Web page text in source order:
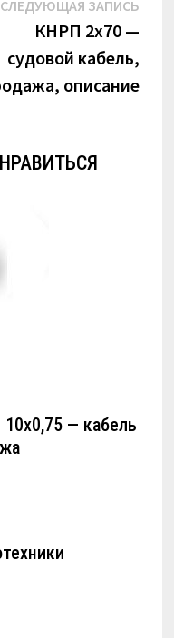
СЛЕДУЮЩАЯ ЗАПИСЬ
КНРП 2х70 —
судовой кабель,
описание
— кабель